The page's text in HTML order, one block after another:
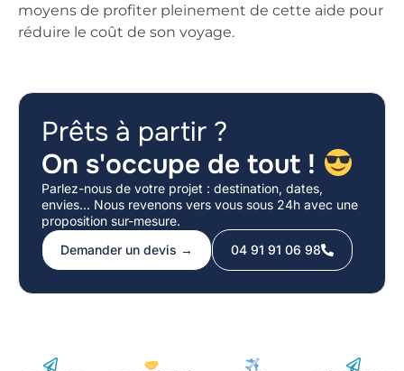
moyens de profiter pleinement de cette aide pour
réduire le coût de son voyage.
Prêts à partir ?
On s'occupe de tout !
Parlez-nous de votre projet : destination, dates,
envies… Nous revenons vers vous sous 24h avec une
proposition sur-mesure.
Demander un devis →
04 91 91 06 98